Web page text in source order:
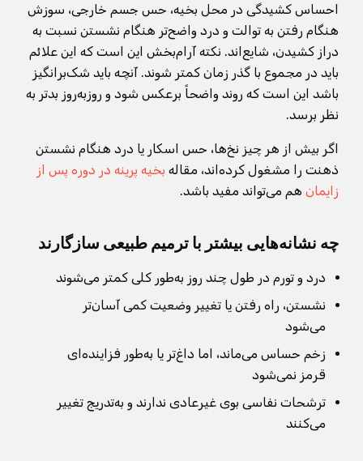
احساس کشیدگی در محل بخیه، حس جسم خارجی، سوزش
هنگام رفتن به توالت و درد واضح‌تر هنگام نشستن نسبت به
دراز کشیدن، شایع‌اند. نکته آرام‌بخش این است که این علائم
باید در مجموع با گذر زمان کمتر شوند. آنچه باید شک‌برانگیز
باشد این است که روند واضحاً برعکس شود و روزبه‌روز بدتر به
نظر برسد.
اگر بیش از هر چیز نخ‌ها، حس اسکار یا درد هنگام نشستن
ذهنت را مشغول کرده‌اند، مقاله بخیه پرینه در دوره پس از
زایمان هم می‌تواند مفید باشد.
چه نشانه‌هایی بیشتر با ترمیم طبیعی سازگارند
درد و تورم در طول چند روز به‌طور کلی کمتر می‌شوند
نشستن، راه رفتن یا تغییر وضعیت کمی آسان‌تر
می‌شود
زخم حساس می‌ماند، اما داغ‌تر یا به‌طور فزاینده‌ای
قرمز نمی‌شود
ترشحات نفاسی بوی غیرعادی ندارند و به‌تدریج تغییر
می‌کنند